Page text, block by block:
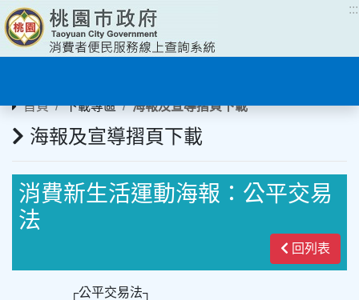
:::
首頁 下載專區 海報及宣導摺頁下載
海報及宣導摺頁下載
消費新生活運動海報：公平交易
法
回列表
┌公平交易法┐